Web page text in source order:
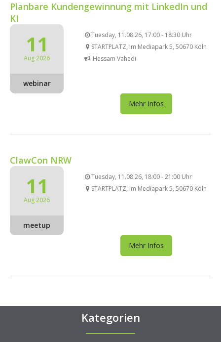
Planbare Kundengewinnung mit LinkedIn und
KI
11
Aug 2026
webinar
Tuesday, 11.08.26, 17:00 - 18:30 Uhr
STARTPLATZ, Im Mediapark 5, 50670 Köln
Hessam Vahedi
Mehr Infos
ClawCon NRW
11
Aug 2026
meetup
Tuesday, 11.08.26, 18:00 - 21:00 Uhr
STARTPLATZ, Im Mediapark 5, 50670 Köln
Mehr Infos
Kategorien